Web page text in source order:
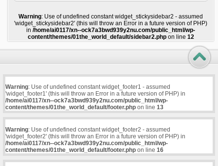
Warning: Use of undefined constant widget_stickysidebar2 - assumed
'widget_stickysidebar2' (this will throw an Error in a future version of PHP)
in/home/ai0117/xn--ock7a3bwd939y2nu.com/public_html/wp-
content/themes/01the_world_default/sidebar2.phpon line 12
Warning: Use of undefined constant widget_footer1 - assumed
'widget_footer1' (this will throw an Error in a future version of PHP) in
/home/ai0117/xn--ock7a3bwd939y2nu.com/public_html/wp-
content/themes/01the_world_default/footer.phpon line 13
Warning: Use of undefined constant widget_footer2 - assumed
'widget_footer2' (this will throw an Error in a future version of PHP) in
/home/ai0117/xn--ock7a3bwd939y2nu.com/public_html/wp-
content/themes/01the_world_default/footer.phpon line 16